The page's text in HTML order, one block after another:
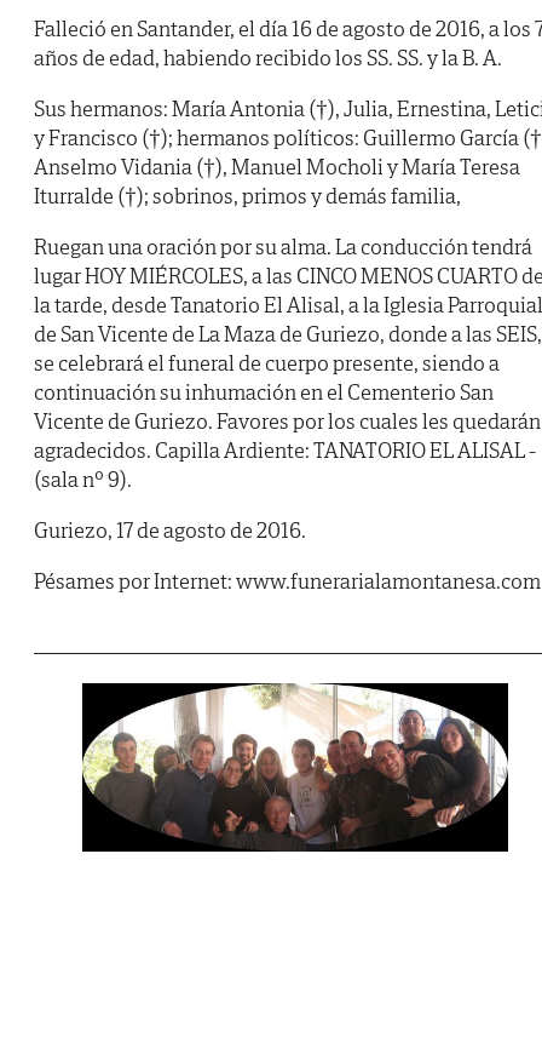
Falleció en Santander, el día 16 de agosto de 2016, a los
años de edad, habiendo recibido los SS. SS. y la B. A.
Sus hermanos: María Antonia (†), Julia, Ernestina,
y Francisco (†); hermanos políticos: Guillermo García
Anselmo Vidania (†), Manuel Mocholi y María Teresa
Iturralde (†); sobrinos, primos y demás familia,
Ruegan una oración por su alma. La conducción tendrá
lugar HOY MIÉRCOLES, a las CINCO MENOS CUARTO
la tarde, desde Tanatorio El Alisal, a la Iglesia Parroquial
de San Vicente de La Maza de Guriezo, donde a las SEIS,
se celebrará el funeral de cuerpo presente, siendo a
continuación su inhumación en el Cementerio San
Vicente de Guriezo. Favores por los cuales les quedarán
agradecidos. Capilla Ardiente: TANATORIO EL ALISAL -
(sala nº 9).
Guriezo, 17 de agosto de 2016.
Pésames por Internet: www.funerarialamontanesa.com